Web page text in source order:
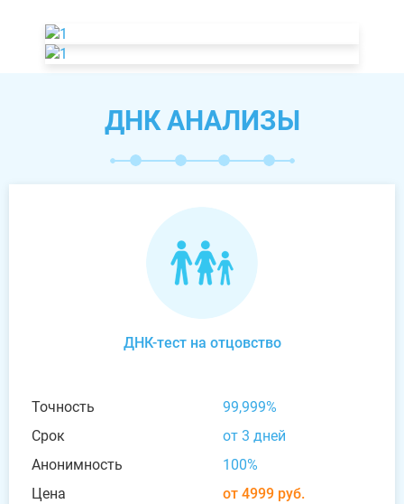
ДНК АНАЛИЗЫ
ДНК-тест на отцовство
Точность
99,999%
Срок
от 3 дней
Анонимность
100%
Цена
от 4999 руб.